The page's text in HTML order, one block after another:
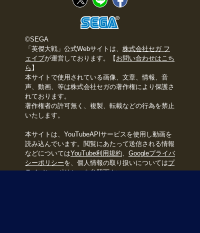
©SEGA
「英傑大戦」公式Webサイトは、 株式会社セガ フ
ェイブが運営しております。【お問い合わせはこち
ら 】
本サイトで使用されている画像、文章、情報、音
声、動画、等は株式会社セガの著作権により保護さ
れております。
著作権者の許可無く、複製、転載などの行為を禁止
いたします。
本サイトは、YouTubeAPIサービスを使用し動画を
読み込んでいます。閲覧にあたって送信される情報
などについてはYouTube利用規約
Googleプライバ
シーポリシーを、個人情報の取り扱いについてはプ
ライバシーポリシーを参照下さい。